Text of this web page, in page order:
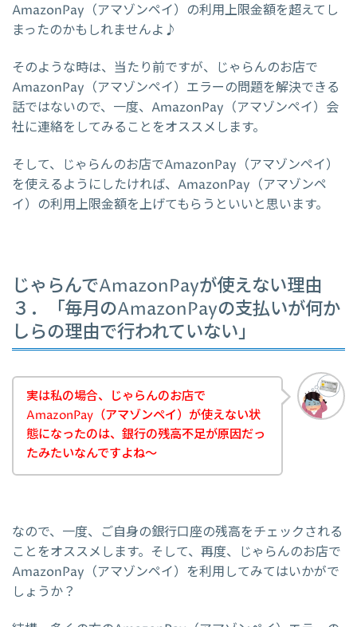
AmazonPay（アマゾンペイ）の利用上限金額を超えてし
まったのかもしれませんよ♪
そのような時は、当たり前ですが、じゃらんのお店で
AmazonPay（アマゾンペイ）エラーの問題を解決できる
話ではないので、一度、AmazonPay（アマゾンペイ）会
社に連絡をしてみることをオススメします。
そして、じゃらんのお店でAmazonPay（アマゾンペイ）
を使えるようにしたければ、AmazonPay（アマゾンペ
イ）の利用上限金額を上げてもらうといいと思います。
じゃらんでAmazonPayが使えない理由
３．「毎月のAmazonPayの支払いが何か
しらの理由で行われていない」
実は私の場合、じゃらんのお店で
AmazonPay（アマゾンペイ）が使えない状
態になったのは、銀行の残高不足が原因だっ
たみたいなんですよね～
なので、一度、ご自身の銀行口座の残高をチェックされる
ことをオススメします。そして、再度、じゃらんのお店で
AmazonPay（アマゾンペイ）を利用してみてはいかがで
しょうか？